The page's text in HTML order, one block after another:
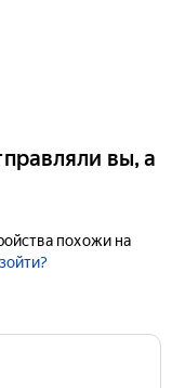
вы, а
похожи на